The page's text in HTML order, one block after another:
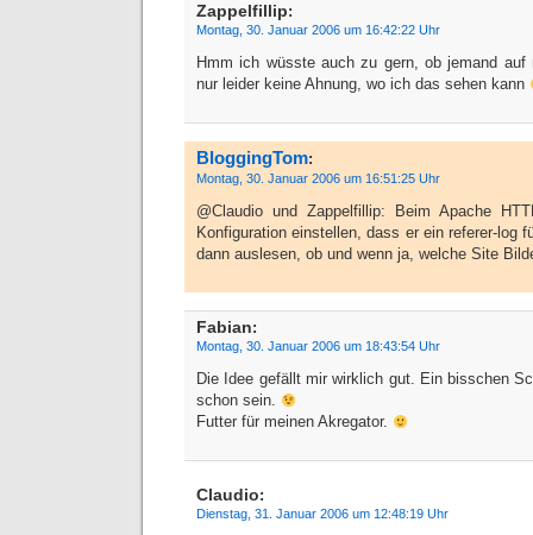
Zappelfillip:
Montag, 30. Januar 2006 um 16:42:22 Uhr
Hmm ich wüsste auch zu gern, ob jemand auf
nur leider keine Ahnung, wo ich das sehen kann
BloggingTom:
Montag, 30. Januar 2006 um 16:51:25 Uhr
@Claudio und Zappelfillip: Beim Apache
Konfiguration einstellen, dass er ein referer-log
dann auslesen, ob und wenn ja, welche Site
Fabian:
Montag, 30. Januar 2006 um 18:43:54 Uhr
Die Idee gefällt mir wirklich gut. Ein bisschen
schon sein.
Futter für meinen Akregator.
Claudio:
Dienstag, 31. Januar 2006 um 12:48:19 Uhr